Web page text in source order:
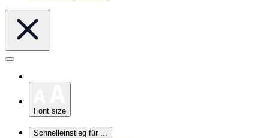
Font size
Schnelleinstieg für ...